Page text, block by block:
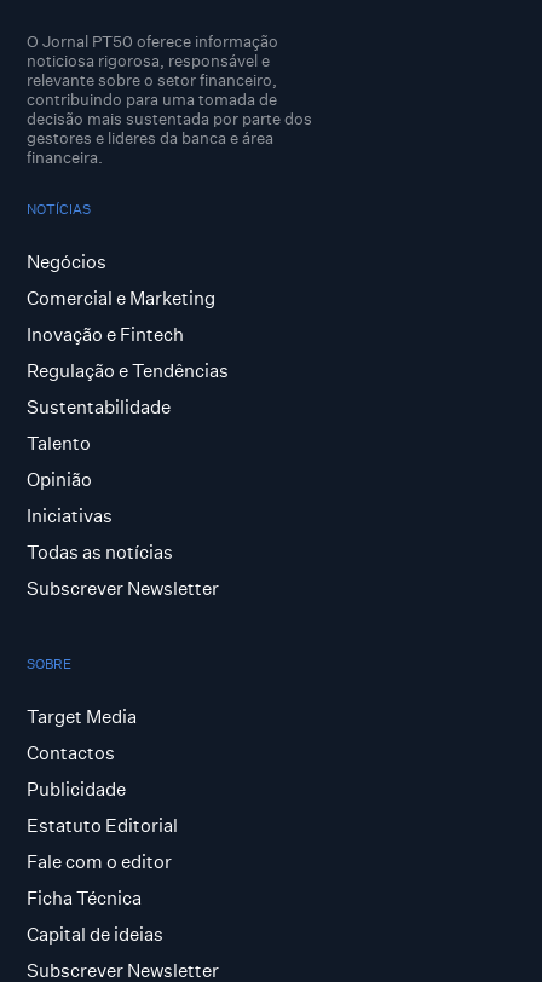
O Jornal PT50 oferece informação
noticiosa rigorosa, responsável e
relevante sobre o setor financeiro,
contribuindo para uma tomada de
decisão mais sustentada por parte dos
gestores e lideres da banca e área
financeira.
NOTÍCIAS
Negócios
Comercial e Marketing
Inovação e Fintech
Regulação e Tendências
Sustentabilidade
Talento
Opinião
Iniciativas
Todas as notícias
Subscrever Newsletter
SOBRE
Target Media
Contactos
Publicidade
Estatuto Editorial
Fale com o editor
Ficha Técnica
Capital de ideias
Subscrever Newsletter